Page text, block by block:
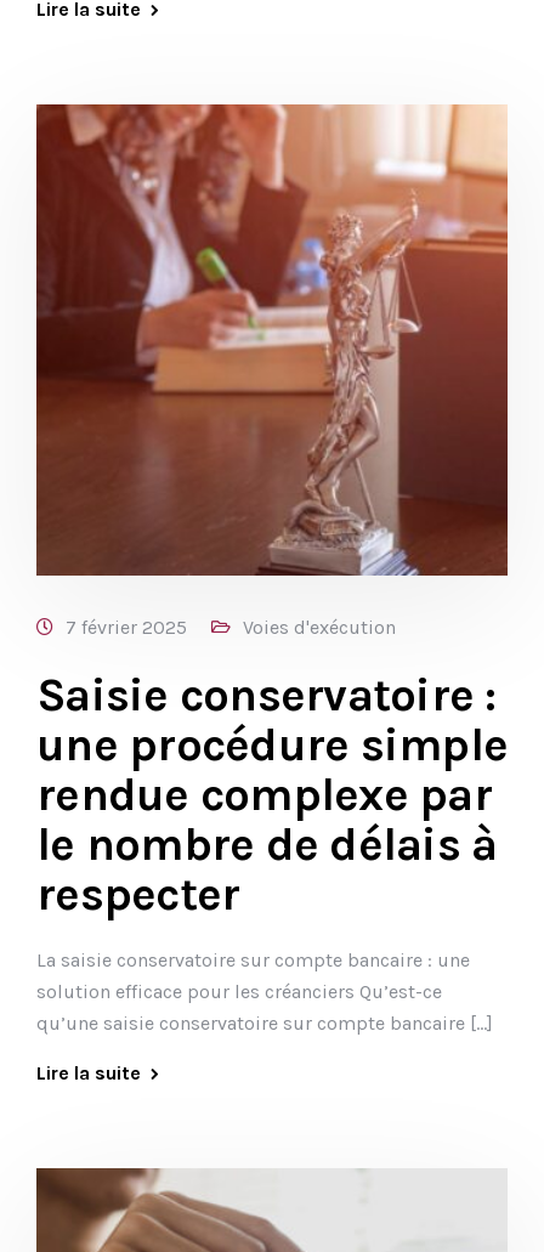
Lire la suite
7 février 2025 Voies d'exécution
Saisie conservatoire :
une procédure simple
rendue complexe par
le nombre de délais à
respecter
La saisie conservatoire sur compte bancaire : une
solution efficace pour les créanciers Qu’est-ce
qu’une saisie conservatoire sur compte bancaire […]
Lire la suite